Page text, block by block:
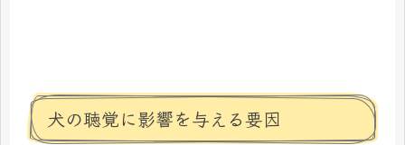
犬の聴覚に影響を与える要因